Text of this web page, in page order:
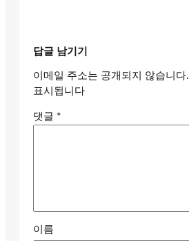
답글 남기기
이메일 주소는 공개되지 않습니다.
표시됩니다
댓글 *
이름